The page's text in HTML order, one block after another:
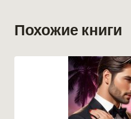
Похожие книги